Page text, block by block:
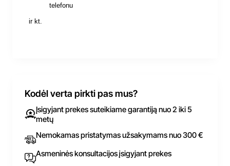
telefonu
ir kt.
Kodėl verta pirkti pas mus?
Įsigyjant prekes suteikiame garantiją nuo 2 iki 5
metų
Nemokamas pristatymas užsakymams nuo 300 €
Asmeninės konsultacijos įsigyjant prekes